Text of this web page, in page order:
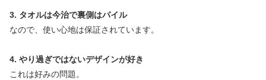
3. タオルは今治で裏側はパイル
なので、使い心地は保証されています。
4. やり過ぎではないデザインが好き
これは好みの問題。